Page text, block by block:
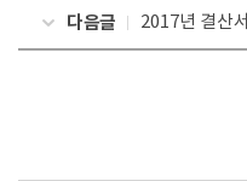
다음글 2017년 결산서